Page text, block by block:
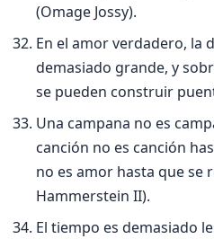
(Omage Jossy).
En el amor verdadero, la
demasiado grande, y
se pueden construir
Una campana no es
canción no es canción
no es amor hasta que se
Hammerstein II).
El tiempo es demasiado